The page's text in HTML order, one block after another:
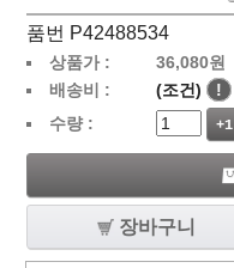
품번 P42488534
상품가 : 36,080원
배송비 :
(조건) !
수량 :
+1
장바구니